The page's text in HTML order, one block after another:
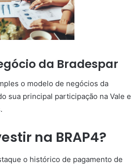
da Bradespar
o modelo de negócios da
sua principal participação na Vale e
na BRAP4?
o histórico de pagamento de